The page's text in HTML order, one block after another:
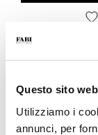
Questo sito
Utilizziamo i
annunci, per
DETTAGLI SUL
- Fondo: Cuoio
- Colore: Giallo
- Made in Italy